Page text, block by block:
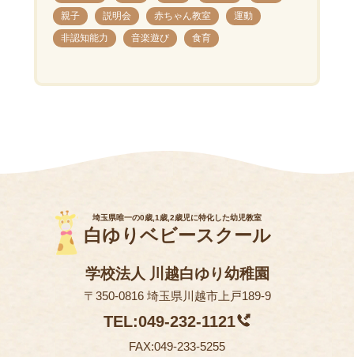
親子
説明会 赤ちゃん教室
運動
非認知能力
音楽遊び 食育
埼玉県唯一の0歳,1歳,2歳児に特化した幼児教室
白ゆりベビースクール
学校法人 川越白ゆり幼稚園
〒350-0816 埼玉県川越市上戸189-9
TEL:049-232-1121
FAX:049-233-5255